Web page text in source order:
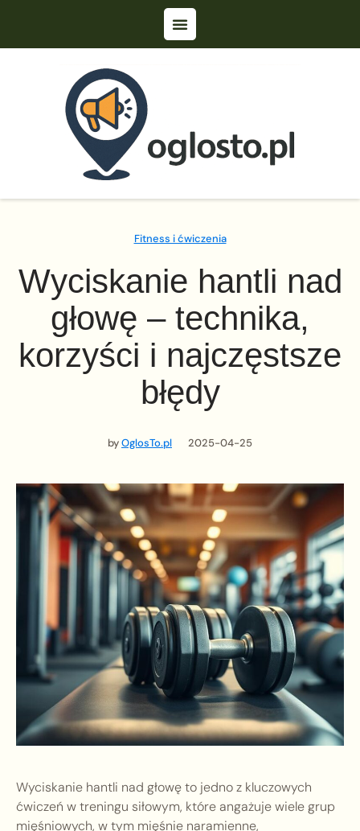
Fitness i ćwiczenia
Wyciskanie hantli nad
głowę – technika,
korzyści i najczęstsze
błędy
byOglosTo.pl 2025-04-25
Wyciskanie hantli nad głowę to jedno z kluczowych
ćwiczeń w treningu siłowym, które angażuje wiele grup
mięśniowych, w tym mięśnie naramienne,